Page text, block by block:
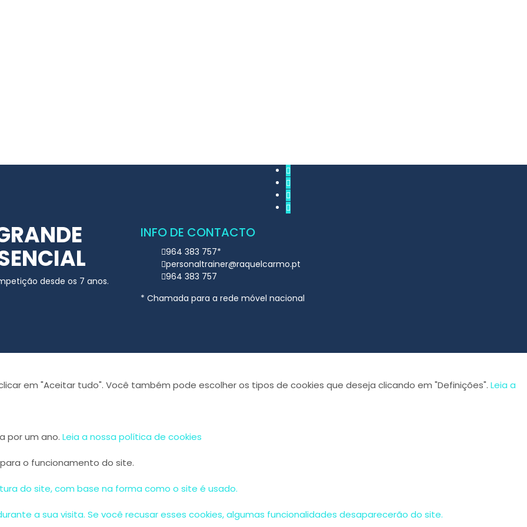
desde os 7 anos.​
INFO DE CONTACTO
964 383 757*
personaltrainer@raquelcarmo.pt
964 383 757
* Chamada para a rede móvel nacional
em "Aceitar tudo". Você também pode escolher os tipos de cookies que deseja clicando em "Definições". Leia a
por um ano. Leia a nossa política de cookies
o funcionamento do site.
do site, com base na forma como o site é usado.
a sua visita. Se você recusar esses cookies, algumas funcionalidades desaparecerão do site.